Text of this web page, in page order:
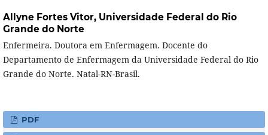
Allyne Fortes Vitor, Universidade Federal do Rio
Grande do Norte
Enfermeira. Doutora em Enfermagem. Docente do
Departamento de Enfermagem da Universidade Federal do Rio
Grande do Norte. Natal-RN-Brasil.
PDF